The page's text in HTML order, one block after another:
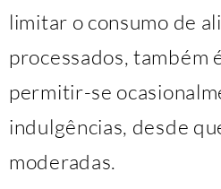
limitar o consumo de
processados, também
permitir-se
indulgências, desde
moderadas.